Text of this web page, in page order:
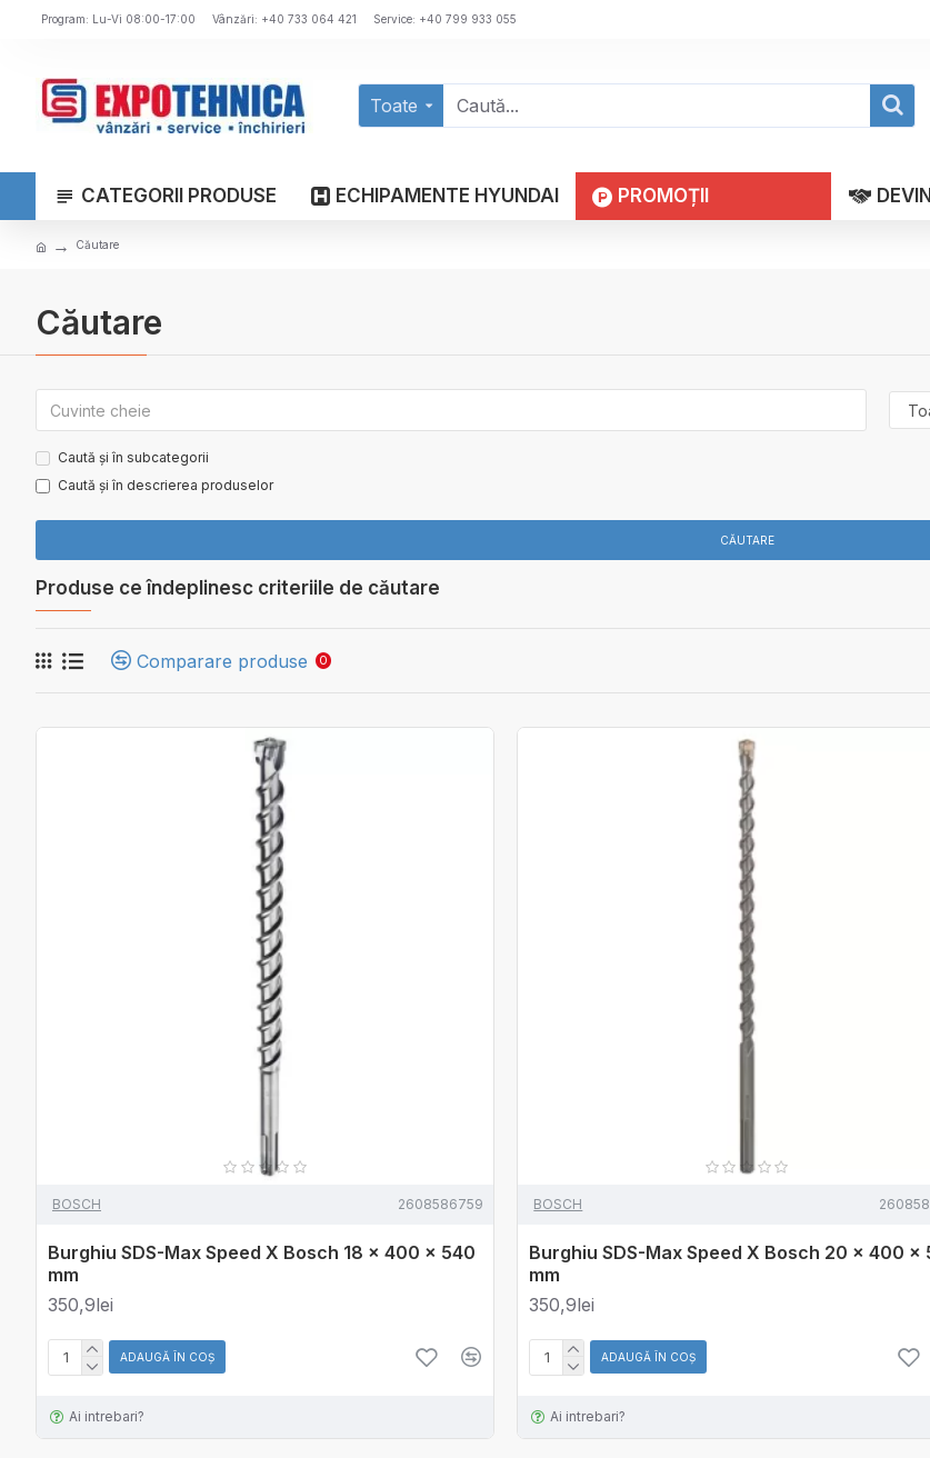
Program: Lu-Vi 08:00-17:00 Vânzări: +40 733 064 421 Service: +40 799 933 055
Toate
CATEGORII PRODUSE ECHIPAMENTE HYUNDAI PROMOȚII
Căutare
Căutare
Caută și în subcategorii
Caută și în descrierea produselor
CĂUTARE
Produse ce îndeplinesc criteriile de căutare
Comparare produse 0
BOSCH 2608586759
Burghiu SDS-Max Speed X Bosch 18 x 400 x 540
mm
350,9lei
ADAUGĂ ÎN COŞ
Ai intrebari?
BOSCH
Burghiu SDS-Max Speed X Bosch 20 x 400 x
mm
350,9lei
ADAUGĂ ÎN COŞ
Ai intrebari?